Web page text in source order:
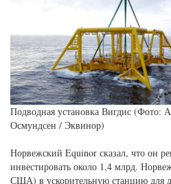
Подводная установка Вигдис (Фото:
Осмундсен / Эквинор)
Норвежский Equinor сказал, что он
инвестировать около 1,4 млрд.
США) в ускорительную станцию ​​для